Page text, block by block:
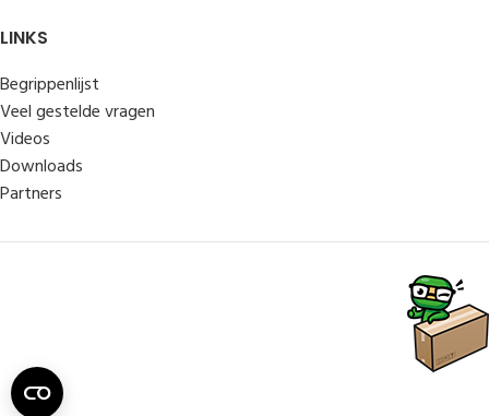
LINKS
Begrippenlijst
Veel gestelde vragen
Videos
Downloads
Partners